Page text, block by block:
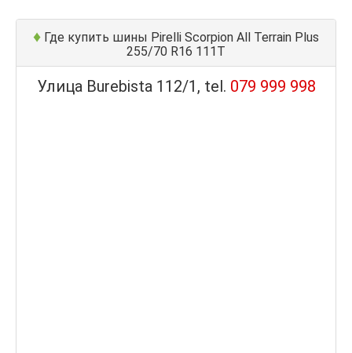
♦ Где купить шины Pirelli Scorpion All Terrain Plus
255/70 R16 111T
Улица Burebista 112/1, tel. 079 999 998